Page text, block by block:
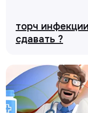
торч
сдавать ?